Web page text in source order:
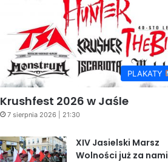
PLAKATY
Krushfest 2026 w Jaśle
7 sierpnia 2026 | 21:30
XIV Jasielski Marsz
Wolności już za nami